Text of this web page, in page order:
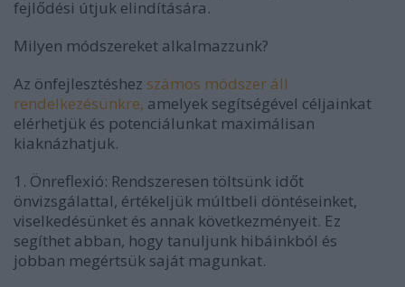
fejlődési útjuk elindítására.
Milyen módszereket alkalmazzunk?
Az önfejlesztéshez számos módszer áll
rendelkezésünkre, amelyek segítségével céljainkat
elérhetjük és potenciálunkat maximálisan
kiaknázhatjuk.
1. Önreflexió: Rendszeresen töltsünk időt
önvizsgálattal, értékeljük múltbeli döntéseinket,
viselkedésünket és annak következményeit. Ez
segíthet abban, hogy tanuljunk hibáinkból és
jobban megértsük saját magunkat.